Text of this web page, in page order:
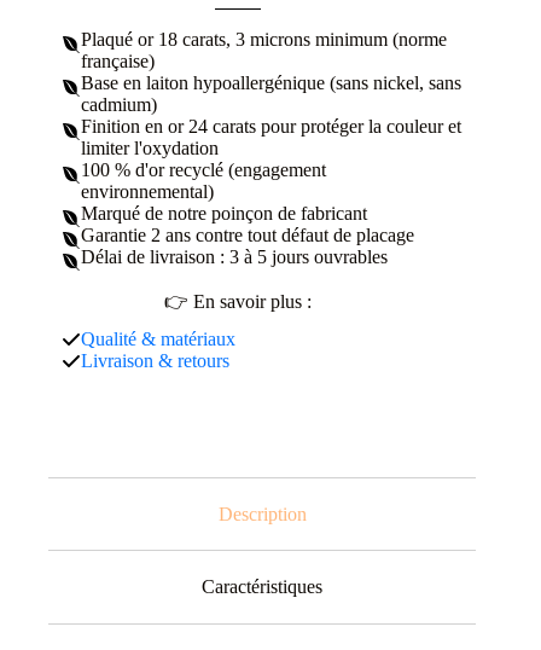
Plaqué or 18 carats, 3 microns minimum (norme
française)
Base en laiton hypoallergénique (sans nickel, sans
cadmium)
Finition en or 24 carats pour protéger la couleur et
limiter l'oxydation
100 % d'or recyclé (engagement
environnemental)
Marqué de notre poinçon de fabricant
Garantie 2 ans contre tout défaut de placage
Délai de livraison : 3 à 5 jours ouvrables
👉 En savoir plus :
Qualité & matériaux
Livraison & retours
Description
Caractéristiques